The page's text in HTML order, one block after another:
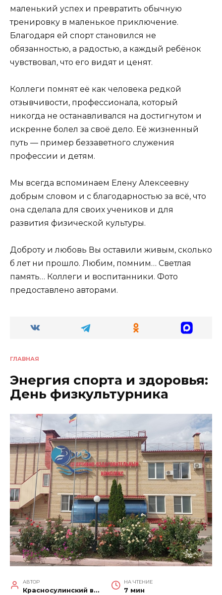
маленький успех и превратить обычную
тренировку в маленькое приключение.
Благодаря ей спорт становился не
обязанностью, а радостью, а каждый ребёнок
чувствовал, что его видят и ценят.
Коллеги помнят её как человека редкой
отзывчивости, профессионала, который
никогда не останавливался на достигнутом и
искренне болел за своё дело. Её жизненный
путь — пример беззаветного служения
профессии и детям.
Мы всегда вспоминаем Елену Алексеевну
добрым словом и с благодарностью за всё, что
она сделала для своих учеников и для
развития физической культуры.
Доброту и любовь Вы оставили живым, сколько
б лет ни прошло. Любим, помним… Светлая
память… Коллеги и воспитанники. Фото
предоставлено авторами.
ГЛАВНАЯ
Энергия спорта и здоровья:
День физкультурника
АВТОР
Красносулинский вестник
НА ЧТЕНИЕ
7 мин